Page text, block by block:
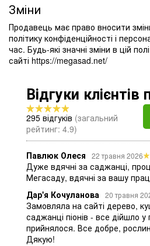
Зміни
Продавець має право вносити
політику конфіденційності і
час. Будь-які значні зміни в цій
сайті https://megasad.net/
Відгуки
295 відгуків (загальний
рейтинг: 4.9)
Павлюк Олеся 22 травня 2026
Дуже вдячні за саджанці,
Мегасаду, вдячні за вашу
Дар'я Кочуланова 20 травня
Замовляла на сайті дерево,
саджанці піонів - все дійшло
прийнялося. Все добре,
Дякую!